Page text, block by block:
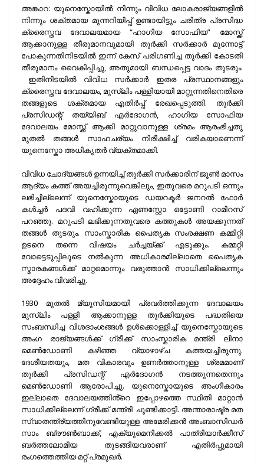
അങ്കാറ: യുനെസ്കോയിൽ നിന്നും വിവിധ ലോകരാജ്യങ്ങളിൽ
നിന്നും ശക്തമായ മുന്നറിയിപ്പ് ഉണ്ടായിട്ടും ചരിത്ര പ്രസിദ്ധ
ക്രൈസ്തവ ദേവാലയമായ “ഹാഗിയ സോഫിയ” മോസ്ക്ക്
ആക്കാനുള്ള തീരുമാനവുമായി തുർക്കി സർക്കാർ മുന്നോട്ട്
പോകുന്നതിനിടയിൽ ഇന്ന് കേസ് പരിഗണിച്ച തുർക്കി കോടതി
തീരുമാനം വൈകിപ്പിച്ചു, അതുമായി ബന്ധപ്പെട്ട വാദം തുടരും.
ഇതിനിടയിൽ വിവിധ സർക്കാർ ഇതര പ്രസ്ഥാനങ്ങളും
ക്രൈസ്തവ ദേവാലയം, മുസ്ലിം പള്ളിയായി മാറ്റുന്നതിനെതിരെ
തങ്ങളുടെ ശക്തമായ എതിർപ്പ് രേഖപ്പെടുത്തി. തുർക്കി
പ്രസിഡന്റ് തയ്യിബ് എര്‍ദോഗന്‍, ഹാഗിയ സോഫിയ
ദേവാലയം മോസ്ക്ക് ആക്കി മാറ്റുവാനുള്ള ശ്രമം ആരംഭിച്ചതു
മുതൽ തങ്ങൾ സാഹചര്യം നിരീക്ഷിച്ച് വരികയാണെന്ന്
യുനെസ്കോ അധികൃതർ വ്യക്തമാക്കി.
വിവിധ ചോദ്യങ്ങൾ ഉന്നയിച്ച് തുർക്കി സർക്കാരിന് ജൂൺ മാസം
ആദ്യം കത്ത് അയച്ചിരുന്നുവെങ്കിലും, ഇതുവരെ മറുപടി ഒന്നും
ലഭിച്ചില്ലെന്ന് യുനെസ്കോയുടെ ഡയറക്ടർ ജനറൽ ഫോർ
കൾച്ചർ പദവി വഹിക്കുന്ന ഏണസ്റ്റോ ഒട്ടോണി റാമിറസ്
പറഞ്ഞു. മറുപടി ലഭിക്കുന്നതുവരെ കത്തുകൾ അയക്കുന്നത്
തങ്ങൾ തുടരും. സാംസ്കാരിക പൈതൃക സംരക്ഷണ കമ്മിറ്റി
ഉടനെ തന്നെ വിഷയം ചർച്ചയ്ക്ക് എടുക്കും. കമ്മറ്റി
വോട്ടെടുപ്പിലൂടെ നൽകുന്ന അധികാരമില്ലാതെ പൈതൃക
സ്മാരകങ്ങൾക്ക് മാറ്റമൊന്നും വരുത്താൻ സാധിക്കില്ലെന്നും
അദ്ദേഹം വിവരിച്ചു.
1930 മുതൽ മ്യൂസിയമായി പ്രവർത്തിക്കുന്ന ദേവാലയം
മുസ്ലിം പള്ളി ആക്കാനുള്ള തുർക്കിയുടെ പദ്ധതിയെ
സംബന്ധിച്ച വിശദാംശങ്ങൾ ഉൾക്കൊള്ളിച്ച് യുനെസ്കോയുടെ
അംഗ രാജ്യങ്ങൾക്ക് ഗ്രീക്ക് സാംസ്കാരിക മന്ത്രി ലിനാ
മെൺഡോണി കഴിഞ്ഞ വ്യാഴാഴ്ച കത്തയച്ചിരുന്നു.
ദേശീയതയും, മത വികാരവും ഉണർത്താനുള്ള ശ്രമമാണ്
തുർക്കി പ്രസിഡന്റ് എര്‍ദോഗന്‍ നടത്തുന്നതെന്നും
മെൺഡോണി ആരോപിച്ചു. യുനെസ്കോയുടെ അംഗീകാരം
ഇല്ലാതെ ദേവാലയത്തിൻ്റെ ഇപ്പോഴത്തെ സ്ഥിതി മാറ്റാൻ
സാധിക്കില്ലെന്ന് ഗ്രീക്ക് മന്ത്രി ചൂണ്ടിക്കാട്ടി. അന്താരാഷ്ട്ര മത
സ്വാതന്ത്ര്യത്തിനുവേണ്ടിയുള്ള അമേരിക്കൻ അംബാസിഡർ
സാം ബ്രൗൺബാക്ക്, എക്യുമെനിക്കൽ പാത്രിയാർക്കീസ്
ബർത്തലോമിയ തുടങ്ങിയവരാണ് എതിർപ്പുമായി
രംഗത്തെത്തിയ മറ്റ് പ്രമുഖർ.